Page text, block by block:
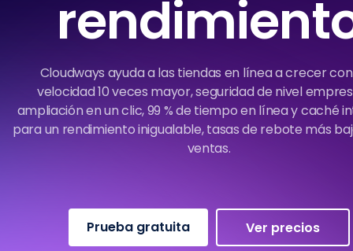
Cloudways ayuda a las tiendas en línea a crecer
velocidad 10 veces mayor, seguridad de nivel
ampliación en un clic, 99 % de tiempo en línea y caché
para un rendimiento inigualable, tasas de rebote más
ventas.
Prueba gratuita Ver precios